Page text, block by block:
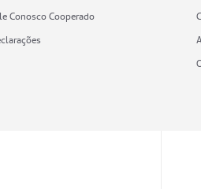
Conosco Cooperado